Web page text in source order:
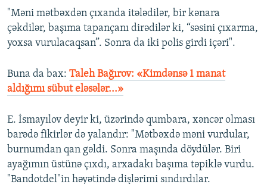
"Məni mətbəxdən çıxanda itələdilər, bir kənara
çəkdilər, başıma tapançanı dirədilər ki, “səsini çıxarma,
yoxsa vurulacaqsan”. Sonra da iki polis girdi içəri".
Buna da bax: Taleh Bağırov: «Kimdənsə 1 manat
aldığımı sübut eləsələr...»
E. İsmayılov deyir ki, üzərində qumbara, xəncər olması
barədə fikirlər də yalandır: "Mətbəxdə məni vurdular,
burnumdan qan gəldi. Sonra maşında döydülər. Biri
ayağımın üstünə çıxdı, arxadakı başıma təpiklə vurdu.
"Bandotdel"in həyətində dişlərimi sındırdılar.